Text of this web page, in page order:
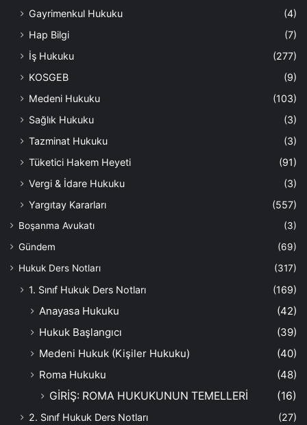
Gayrimenkul Hukuku
(4)
Hap Bilgi
(7)
İş Hukuku
(277)
KOSGEB
(9)
Medeni Hukuku
(103)
Sağlık Hukuku
(3)
Tazminat Hukuku
(3)
Tüketici Hakem Heyeti
(91)
Vergi & İdare Hukuku
(3)
Yargıtay Kararları
(557)
Boşanma Avukatı
(3)
Gündem
(69)
Hukuk Ders Notları
(317)
1. Sınıf Hukuk Ders Notları (169)
Anayasa Hukuku
(42)
Hukuk Başlangıcı
(39)
Medeni Hukuk (Kişiler Hukuku)
(40)
Roma Hukuku
(48)
GİRİŞ: ROMA HUKUKUNUN TEMELLERİ
(16)
2. Sınıf Hukuk Ders Notları (27)